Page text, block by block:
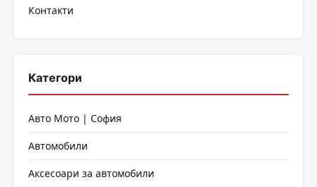
Контакти
Категори
Авто Мото | София
Автомобили
Аксесоари за автомобили